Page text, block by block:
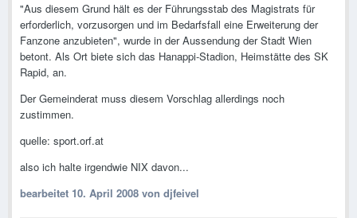
"Aus diesem Grund hält es der Führungsstab des Magistrats für
erforderlich, vorzusorgen und im Bedarfsfall eine Erweiterung der
Fanzone anzubieten", wurde in der Aussendung der Stadt Wien
betont. Als Ort biete sich das Hanappi-Stadion, Heimstätte des SK
Rapid, an.
Der Gemeinderat muss diesem Vorschlag allerdings noch
zustimmen.
quelle: sport.orf.at
also ich halte irgendwie NIX davon...
bearbeitet 10. April 2008 von djfeivel